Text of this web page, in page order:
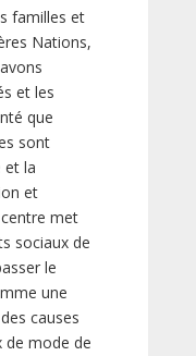
familles et
Nations,
et les
que
sont
et la
et
centre met
sociaux de
le
une
causes
de mode de